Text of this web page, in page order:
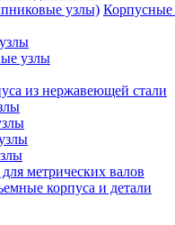
узлы
из нержавеющей стали
метрических валов
корпуса и детали